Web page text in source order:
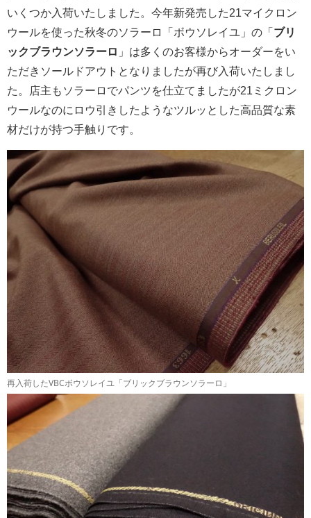
いくつか入荷いたしました。今年新発売した21マイクロン
ウールを使った秋冬のソラーロ「ボウソレイユ」の 「 ブリ
ックブラウンソラーロ 」は多くのお客様からオーダーをい
ただきソールドアウトとなりましたが再び入荷いたしまし
た。店主もソラーロでパンツを仕立てましたが21ミクロン
ウールなのにロウ引きしたようなツルッとした高品質な素
材だけが持つ手触りです。
再入荷したVBCボウソレイユ「ブリックブラウンソラーロ」